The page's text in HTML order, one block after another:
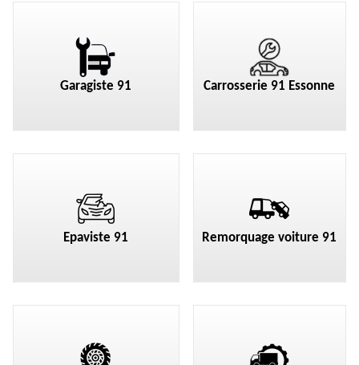
Garagiste 91 Carrosserie 91 Essonne
Epaviste 91 Remorquage voiture 91